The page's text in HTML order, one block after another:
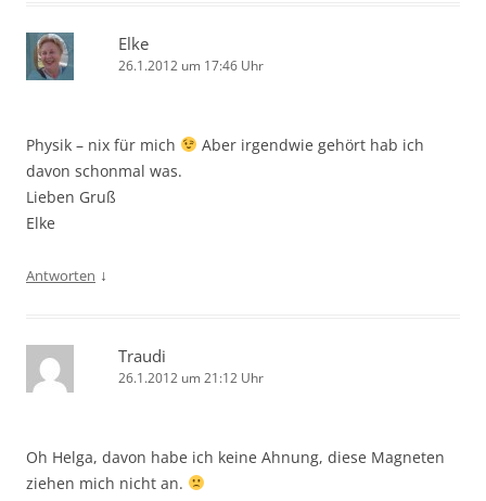
Elke
26.1.2012 um 17:46 Uhr
Physik – nix für mich
Aber irgendwie gehört hab ich
davon schonmal was.
Lieben Gruß
Elke
Antworten ↓
Traudi
26.1.2012 um 21:12 Uhr
Oh Helga, davon habe ich keine Ahnung, diese Magneten
ziehen mich nicht an.